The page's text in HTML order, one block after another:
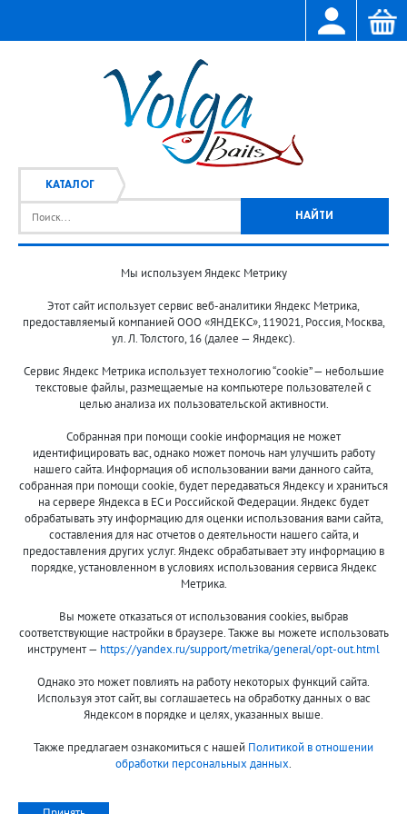
КАТАЛОГ
© 2013-2024 "Волжские приманки"
8 (800)
500-7844
Оплата и доставка
О компании
Акции и скидки
Новости
Контакты
Помощь
Принимаем к оплате:
Мы используем Яндекс Метрику
Этот сайт использует сервис веб-аналитики Яндекс Метрика,
предоставляемый компанией ООО «ЯНДЕКС», 119021, Россия, Москва,
ул. Л. Толстого, 16 (далее — Яндекс).
Сервис Яндекс Метрика использует технологию “cookie” — небольшие
текстовые файлы, размещаемые на компьютере пользователей с
целью анализа их пользовательской активности.
Собранная при помощи cookie информация не может
идентифицировать вас, однако может помочь нам улучшить работу
нашего сайта. Информация об использовании вами данного сайта,
собранная при помощи cookie, будет передаваться Яндексу и храниться
на сервере Яндекса в ЕС и Российской Федерации. Яндекс будет
обрабатывать эту информацию для оценки использования вами сайта,
составления для нас отчетов о деятельности нашего сайта, и
предоставления других услуг. Яндекс обрабатывает эту информацию в
порядке, установленном в условиях использования сервиса Яндекс
Метрика.
Вы можете отказаться от использования cookies, выбрав
соответствующие настройки в браузере. Также вы можете использовать
инструмент — https://yandex.ru/support/metrika/general/opt-out.html
Однако это может повлиять на работу некоторых функций сайта.
Используя этот сайт, вы соглашаетесь на обработку данных о вас
Яндексом в порядке и целях, указанных выше.
Также предлагаем ознакомиться с нашей Политикой в отношении
обработки персональных данных.